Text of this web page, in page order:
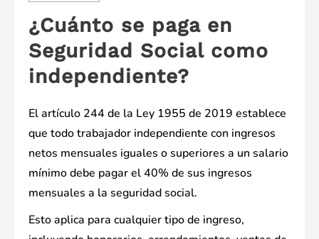
¿Cuánto se paga en
Seguridad Social como
independiente?
El artículo 244 de la Ley 1955 de 2019 establece
que todo trabajador independiente con ingresos
netos mensuales iguales o superiores a un salario
mínimo debe pagar el 40% de sus ingresos
mensuales a la seguridad social.
Esto aplica para cualquier tipo de ingreso,